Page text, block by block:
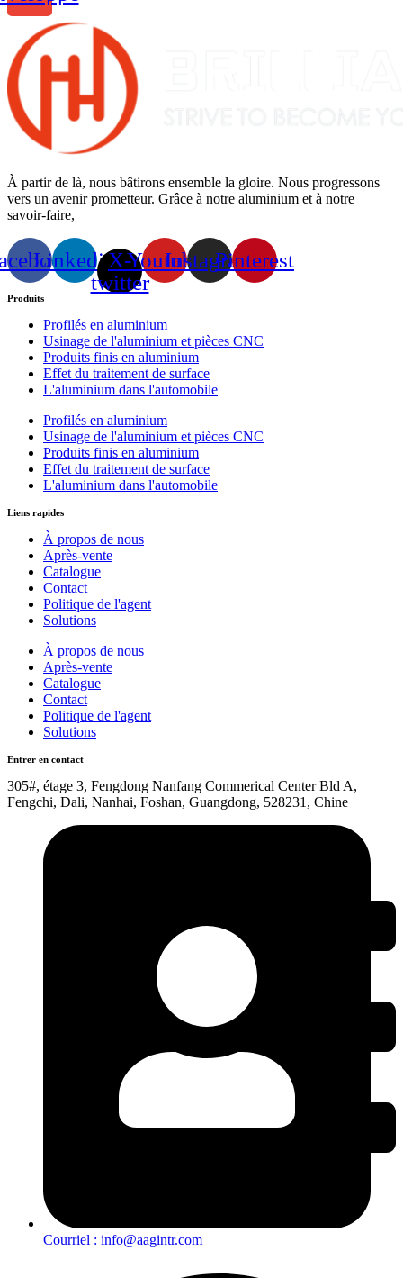
À partir de là, nous bâtirons ensemble la gloire. Nous progressons
vers un avenir prometteur. Grâce à notre aluminium et à notre
savoir-faire,
LinkedinX-
twitter
YoutubeInstagramPinterest
Produits
Profilés en aluminium
Usinage de l'aluminium et pièces CNC
Produits finis en aluminium
Effet du traitement de surface
L'aluminium dans l'automobile
Profilés en aluminium
Usinage de l'aluminium et pièces CNC
Produits finis en aluminium
Effet du traitement de surface
L'aluminium dans l'automobile
Liens rapides
À propos de nous
Après-vente
Catalogue
Contact
Politique de l'agent
Solutions
À propos de nous
Après-vente
Catalogue
Contact
Politique de l'agent
Solutions
Entrer en contact
305#, étage 3, Fengdong Nanfang Commerical Center Bld A,
Fengchi, Dali, Nanhai, Foshan, Guangdong, 528231, Chine
Courriel : info@aagintr.com